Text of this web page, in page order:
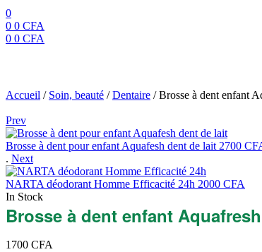
0
0 0 CFA
0 0 CFA
Accueil / Soin, beauté /Dentaire /Brosse à dent enfant
Prev
Brosse à dent pour enfant Aquafesh dent de lait 2700
. Next
NARTA déodorant Homme Efficacité 24h 2000 CFA
In Stock
Brosse à dent enfant
1700 CFA